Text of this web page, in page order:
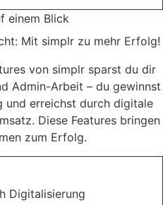
einem Blick
Mit simplrzu mehr Erfolg!
von simplr sparst du dir
Admin-Arbeit – du gewinnst
und erreichst durch digitale
Diese Features bringen
zum Erfolg.
Digitalisierung